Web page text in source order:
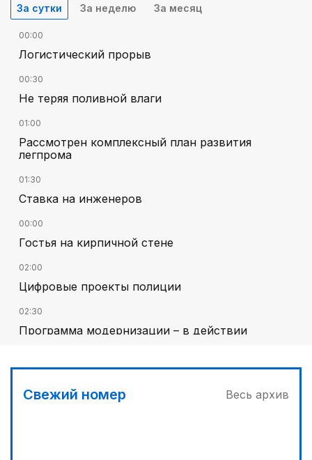
За сутки За неделю За месяц
00:00
Логистический прорыв
00:30
Не теряя поливной влаги
01:00
Рассмотрен комплексный план развития
легпрома
01:30
Ставка на инженеров
00:00
Гостья на кирпичной стене
02:00
Цифровые проекты полиции
02:30
Программа модернизации – в действии
Песни Абая – в сердцах молодежи
03:30
Свежий номер Весь архив